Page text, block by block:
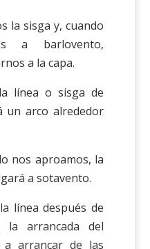
la sisga y, cuando
a barlovento,
a la capa.
línea o sisga de
un arco alrededor
nos aproamos, la
a sotavento.
línea después de
la arrancada del
arrancar de las